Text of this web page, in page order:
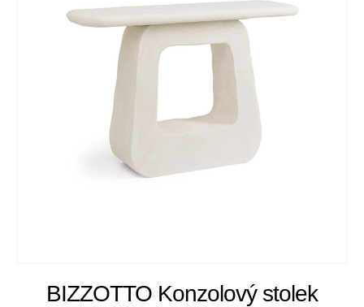
BIZZOTTO Konzolový stolek